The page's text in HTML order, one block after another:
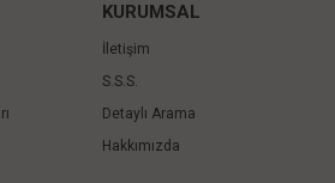
KURUMSAL
İletişim
S.S.S.
Detaylı Arama
Hakkımızda